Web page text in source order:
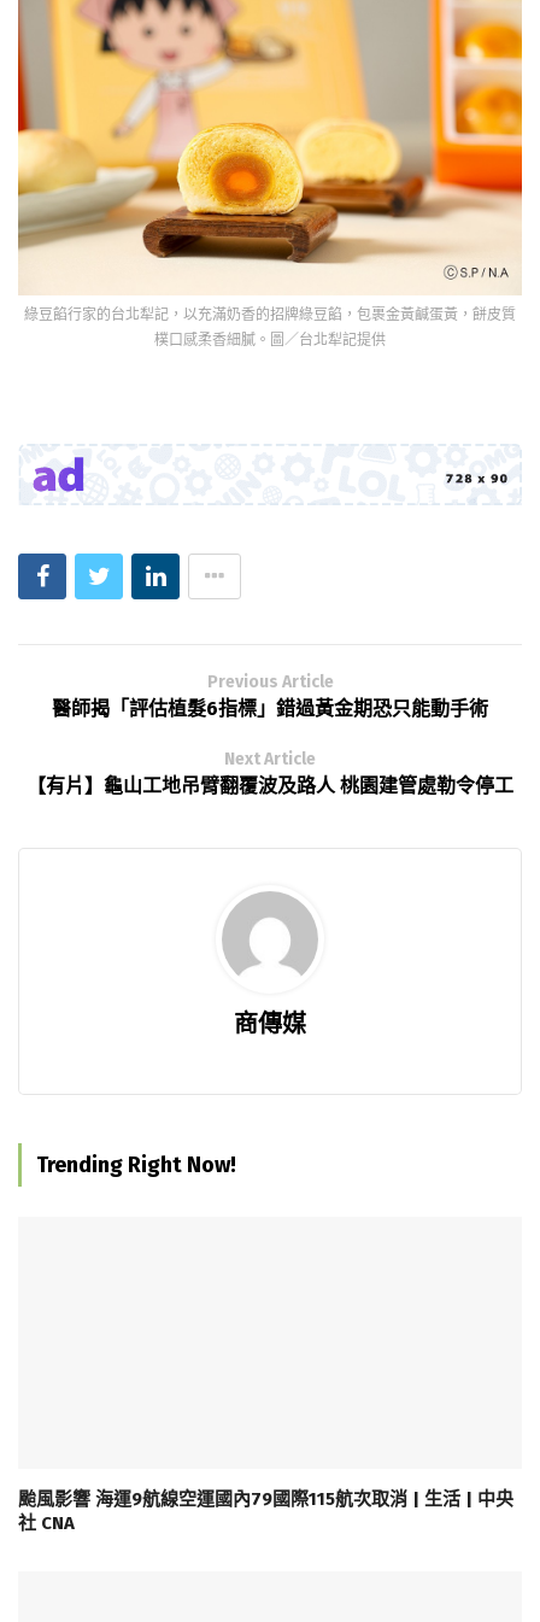
綠豆餡行家的台北犁記，以充滿奶香的招牌綠豆餡，包裹金黃鹹蛋黃，餅皮質
樸口感柔香細膩。圖／台北犁記提供
Previous Article
醫師揭「評估植髮6指標」錯過黃金期恐只能動手術
Next Article
【有片】龜山工地吊臂翻覆波及路人 桃園建管處勒令停工
商傳媒
Trending Right Now!
颱風影響 海運9航線空運國內79國際115航次取消 | 生活 | 中央
社 CNA